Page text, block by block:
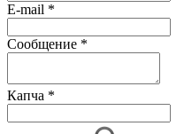
E-mail *
Сообщение *
Капча *